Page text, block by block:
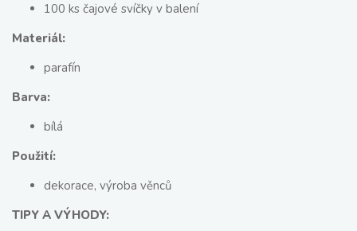
100 ks čajové svíčky v balení
Materiál:
parafín
Barva:
bílá
Použití:
dekorace, výroba věnců
TIPY A VÝHODY: